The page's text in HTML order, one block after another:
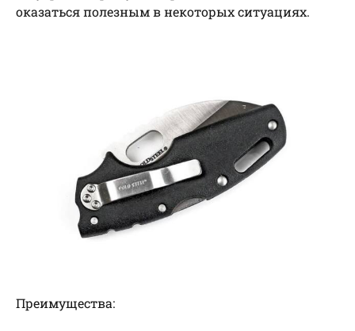
оказаться полезным в некоторых ситуациях.
Преимущества: